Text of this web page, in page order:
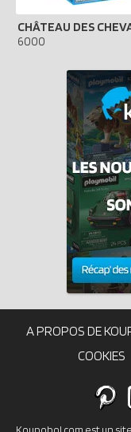
6000
A PROPOS DE
COOKIES